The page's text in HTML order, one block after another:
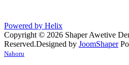
Powered by Helix
Copyright © 2026 Shaper Awetive
Reserved.Designed by JoomShaper
Nahoru